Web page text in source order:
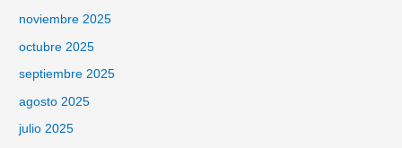
noviembre 2025
octubre 2025
septiembre 2025
agosto 2025
julio 2025